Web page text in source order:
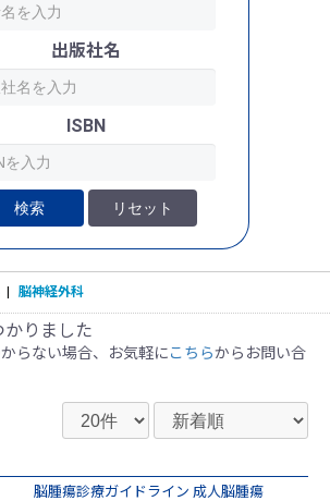
咽喉科・頭頚部外科
科・口腔外科
科・ペインクリニック
命救急・集中治療（ICU・CCU）
移植
出版社名
ISBN
検索 リセット
脳神経外科
かりました
らない場合、お気軽にこちらからお問い合
脳腫瘍診療ガイドライン 成人脳腫瘍